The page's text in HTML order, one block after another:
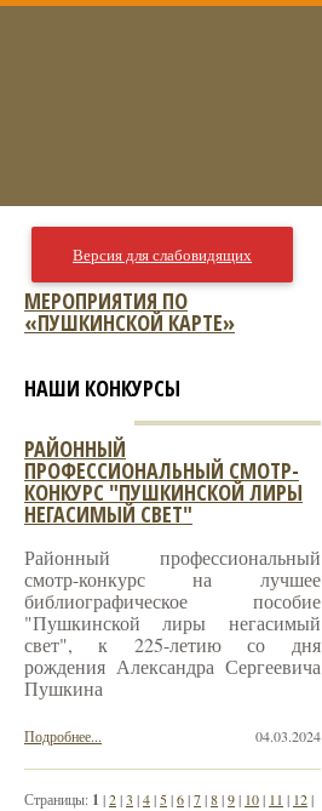
Версия для слабовидящих
МЕРОПРИЯТИЯ ПО
«ПУШКИНСКОЙ КАРТЕ»
НАШИ КОНКУРСЫ
РАЙОННЫЙ
ПРОФЕССИОНАЛЬНЫЙ СМОТР-
КОНКУРС "ПУШКИНСКОЙ ЛИРЫ
НЕГАСИМЫЙ СВЕТ"
Районный профессиональный
смотр-конкурс на лучшее
библиографическое пособие
"Пушкинской лиры негасимый
свет", к 225-летию со дня
рождения Александра Сергеевича
Пушкина
04.03.2024
Подробнее...
Страницы: 1 |2|3 |4| 5|6|7|8|9| 10| 11 | 12|